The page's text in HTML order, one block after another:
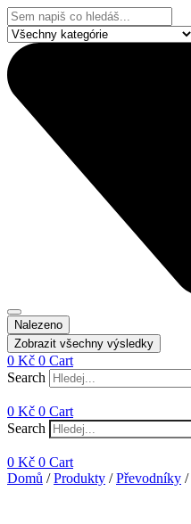
Přejít
k
obsahu
Search
...
Nalezeno
Zobrazit všechny výsledky
0 Kč 0 Cart
Search
0 Kč 0 Cart
Search
0 Kč 0 Cart
Domů /Produkty /Převodníky /